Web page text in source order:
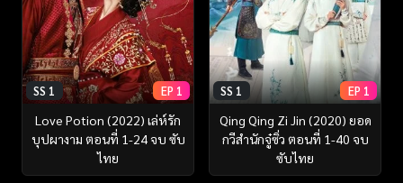
SS 1 EP 1
Love Potion (2022) เล่ห์รัก
บุปผางาม ตอนที่ 1-24 จบ ซับ
ไทย
SS 1 EP 1
Qing Qing Zi Jin (2020) ยอด
กวีสำนักจู๋ซิ่ว ตอนที่ 1-40 จบ
ซับไทย